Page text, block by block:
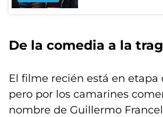
De la comedia a la
El filme recién está en etapa
pero por los camarines
nombre de Guillermo